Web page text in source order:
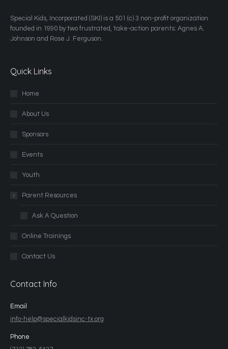
​Special Kids, Incorporated (SKI) is a 501 (c) 3 non-profit organization
founded in 1990 by two frustrated, take-action parents: Agnes A.
Johnson and Rose J. Ferguson.
Quick Links
Home
About Us
Sponsors
Events
Youth
Parent Resources
Ask A Question
Online Trainings
Contact Us
Contact Info
Email
info-help@specialkidsinc-tx.org
Phone